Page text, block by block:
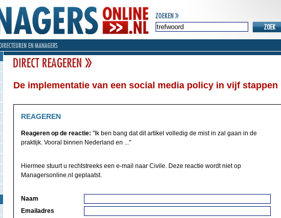
De implementatie van een social media policy in vijf stappen
REAGEREN
Reageren op de reactie: "Ik ben bang dat dit artikel volledig de mist in zal gaan in de
praktijk. Vooral binnen Nederland en ..."
Hiermee stuurt u rechtstreeks een e-mail naar Civile. Deze reactie wordt niet op
Managersonline.nl geplaatst.
Naam
Emailadres